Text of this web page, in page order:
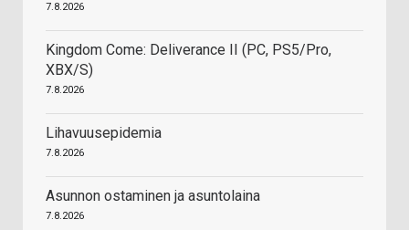
7.8.2026
Kingdom Come: Deliverance II (PC, PS5/Pro,
XBX/S)
7.8.2026
Lihavuusepidemia
7.8.2026
Asunnon ostaminen ja asuntolaina
7.8.2026